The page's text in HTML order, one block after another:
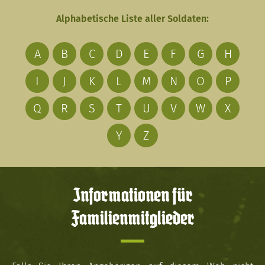
Alphabetische Liste aller Soldaten:
A B C D E F G
H
I
J K L M N O
P
Q
R S T U V W
X
Y
Z
Informationen für
Familienmitglieder